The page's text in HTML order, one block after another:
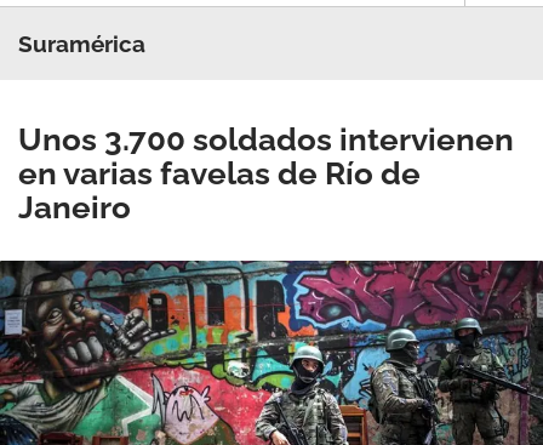
Suramérica
Unos 3.700 soldados intervienen
en varias favelas de Río de
Janeiro